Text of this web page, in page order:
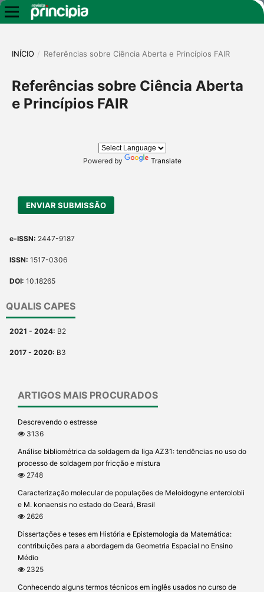
INÍCIO / Referências sobre Ciência Aberta e Princípios FAIR
Referências sobre Ciência Aberta
e Princípios FAIR
Powered by Translate
ENVIAR SUBMISSÃO
e-ISSN: 2447-9187
ISSN: 1517-0306
DOI: 10.18265
QUALIS CAPES
2021 - 2024: B2
2017 - 2020: B3
ARTIGOS MAIS PROCURADOS
Descrevendo o estresse
3136
Análise bibliométrica da soldagem da liga AZ31: tendências no uso do
processo de soldagem por fricção e mistura
2748
Caracterização molecular de populações de Meloidogyne enterolobii
e M. konaensis no estado do Ceará, Brasil
2626
Dissertações e teses em História e Epistemologia da Matemática:
contribuições para a abordagem da Geometria Espacial no Ensino
Médio
2325
Conhecendo alguns termos técnicos em inglês usados no curso de